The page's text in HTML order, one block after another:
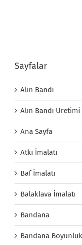
Sayfalar
Alın Bandı
Alın Bandı Üretimi
Ana Sayfa
Atkı İmalatı
Baf İmalatı
Balaklava İmalatı
Bandana
Bandana Boyunluk